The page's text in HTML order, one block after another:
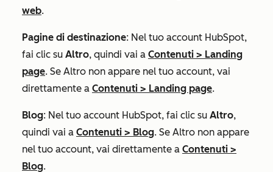
web.
Pagine di destinazione: Nel tuo account HubSpot,
fai clic su Altro, quindi vai a Contenuti > Landing
page. Se Altro non appare nel tuo account, vai
direttamente a Contenuti > Landing page.
Blog: Nel tuo account HubSpot, fai clic su Altro,
quindi vai a Contenuti > Blog. Se Altro non appare
nel tuo account, vai direttamente a Contenuti >
Blog.